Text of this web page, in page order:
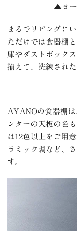
▲ヨー
まるでリビングに
ただけでは食器棚
庫やダストボック
揃えて、洗練され
AYANOの食器棚は
ンターの天板の色
は12色以上をご用意
ラミック調など、
す。